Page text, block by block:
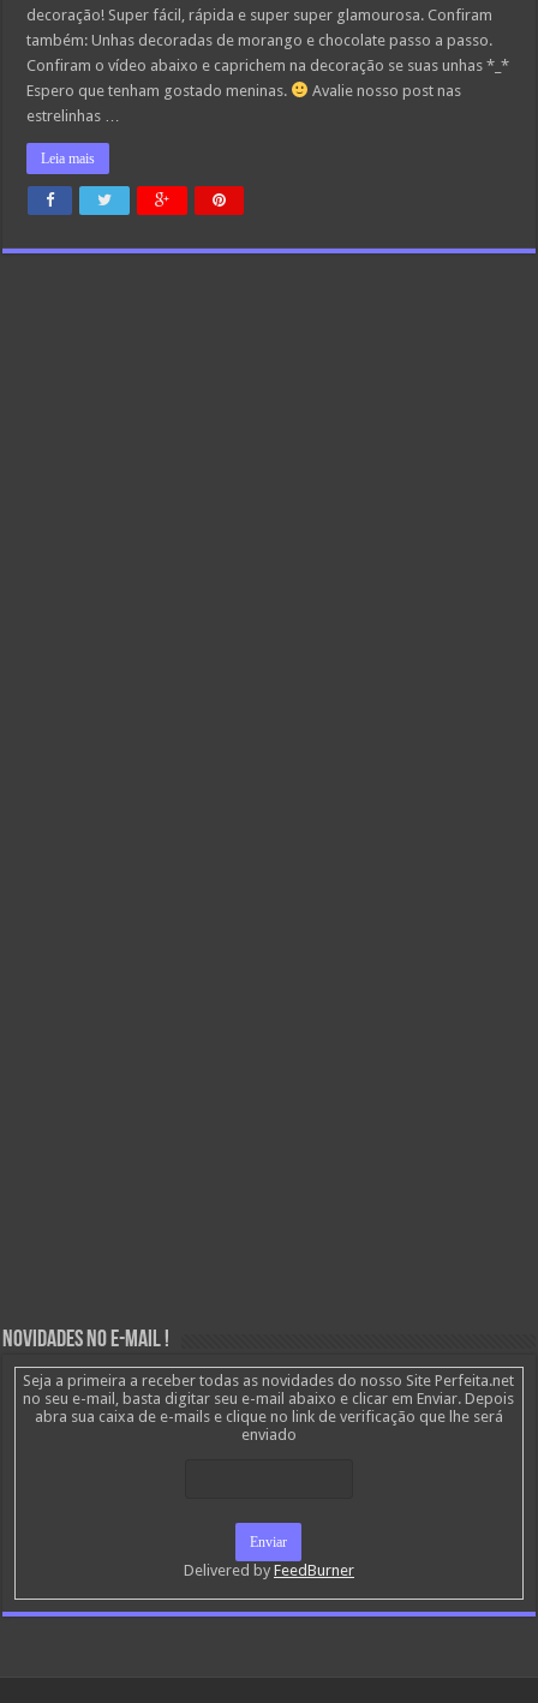
decoração! Super fácil, rápida e super super glamourosa. Confiram
também: Unhas decoradas de morango e chocolate passo a passo.
Confiram o vídeo abaixo e caprichem na decoração se suas unhas *_*
Espero que tenham gostado meninas.
Avalie nosso post nas
estrelinhas …
Leia mais
Novidades no E-mail !
Seja a primeira a receber todas as novidades do nosso Site Perfeita.net
no seu e-mail, basta digitar seu e-mail abaixo e clicar em Enviar. Depois
abra sua caixa de e-mails e clique no link de verificação que lhe será
enviado
Delivered by FeedBurner